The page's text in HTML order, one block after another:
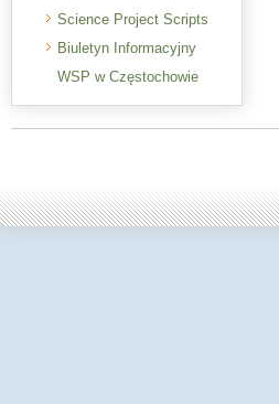
Science Project Scripts
Biuletyn Informacyjny
WSP w Częstochowie